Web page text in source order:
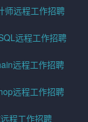
师远程工作招聘
远程工作招聘
远程工作招聘
远程工作招聘
程工作招聘